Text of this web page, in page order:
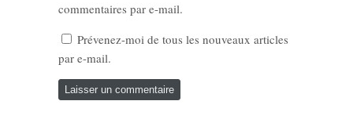
commentaires par e-mail.
Prévenez-moi de tous les nouveaux articles
par e-mail.